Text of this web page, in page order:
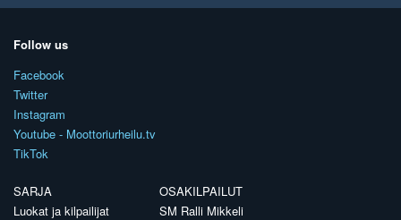
Follow us
Facebook
Twitter
Instagram
Youtube - Moottoriurheilu.tv
TikTok
SARJA
Luokat ja kilpailijat
OSAKILPAILUT
SM Ralli Mikkeli